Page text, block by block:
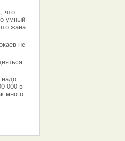
что
умный
жана
не
надо
000 в
много